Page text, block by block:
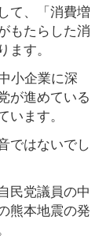
て、「消費増
もたらした消
す。
小企業に深
が進めている
ます。
ではないでし
民党議員の中
熊本地震の発